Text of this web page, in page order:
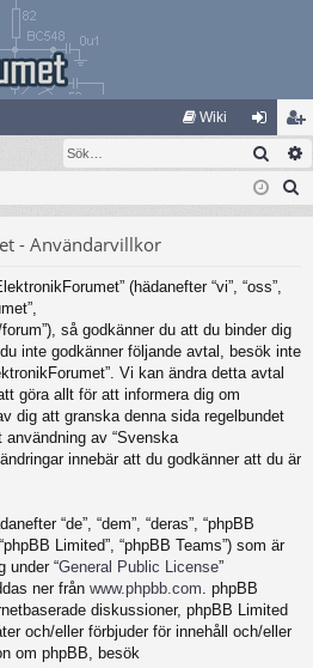
Wiki
og
ga
li
m
Sök
- Användarvillkor
(hädanefter “vi”, “oss”,
så godkänner du att du binder dig
inte godkänner följande avtal, besök inte
Vi kan ändra detta avtal
göra allt för att informera dig om
dig att granska denna sida regelbundet
av “Svenska
innebär att du godkänner att du är
“de”, “dem”, “deras”, “phpBB
Limited”, “phpBB Teams”) som är
under “General Public License”
ner från www.phpbb.com . phpBB
diskussioner, phpBB Limited
och/eller förbjuder för innehåll och/eller
om phpBB, besök